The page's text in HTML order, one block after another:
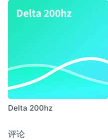
Delta 200hz
评论